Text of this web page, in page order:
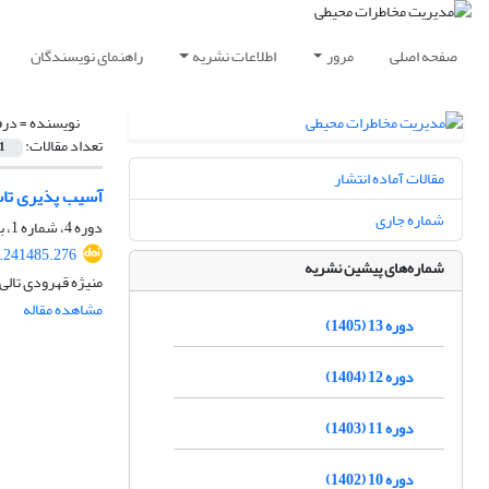
صفحه اصلی مرور اطلاعات نشریه راهنمای نویسندگان
نویسنده =
تعداد مقالات: 1
آسیب پذیری
دوره 4، شماره 1، بهار 1396، صفحه
منیژه قهرودی
مشاهده مقاله
مقالات آماده انتشار
شماره جاری
شماره‌های پیشین نشریه
دوره 13 (1405)
دوره 12 (1404)
دوره 11 (1403)
دوره 10 (1402)